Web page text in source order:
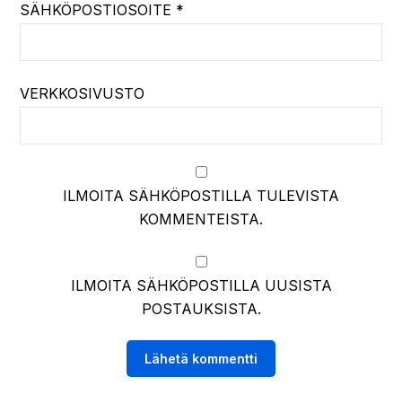
SÄHKÖPOSTIOSOITE *
VERKKOSIVUSTO
ILMOITA SÄHKÖPOSTILLA TULEVISTA
KOMMENTEISTA.
ILMOITA SÄHKÖPOSTILLA UUSISTA
POSTAUKSISTA.